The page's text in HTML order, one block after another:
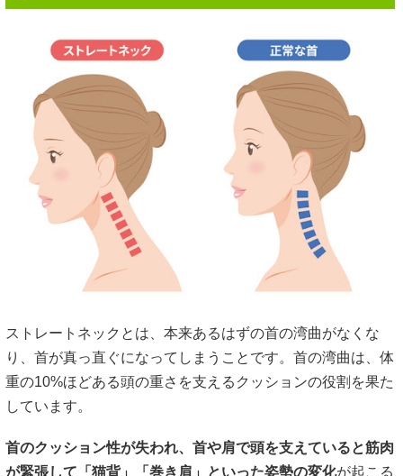
ストレートネックとは、本来あるはずの首の湾曲がなくな
り、首が真っ直ぐになってしまうことです。首の湾曲は、体
重の10%ほどある頭の重さを支えるクッションの役割を果た
しています。
首のクッション性が失われ、首や肩で頭を支えていると筋肉
が緊張して「猫背」「巻き肩」といった姿勢の変化が起こる